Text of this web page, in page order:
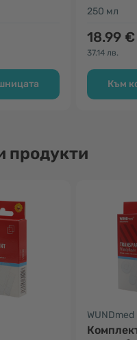
250 мл
18.99 €
37.14 лв.
Към
продукти
WUNDmed